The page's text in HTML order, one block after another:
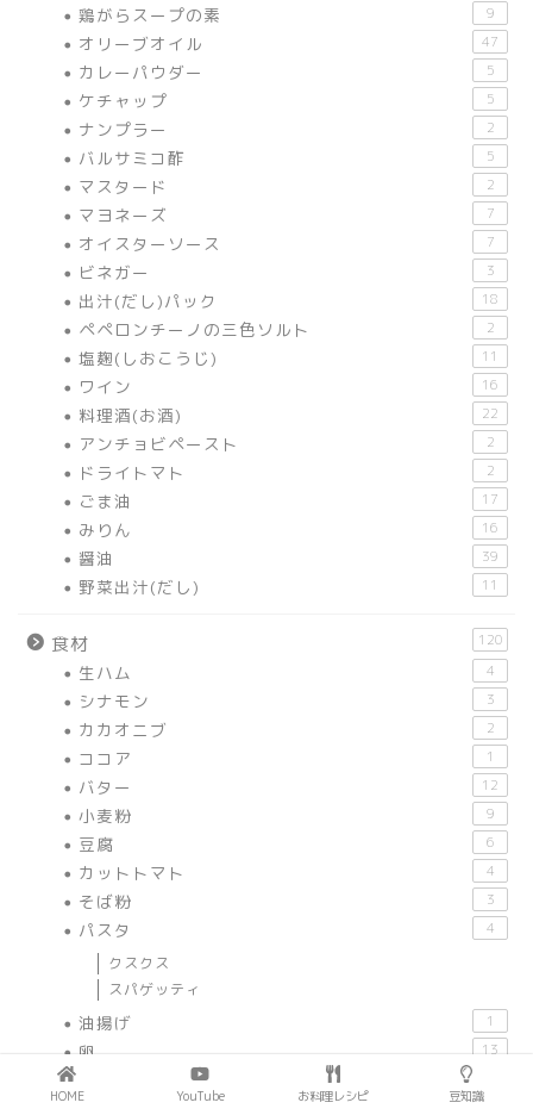
鶏がらスープの素 9
オリーブオイル 47
カレーパウダー 5
ケチャップ 5
ナンプラー 2
バルサミコ酢 5
マスタード 2
マヨネーズ 7
オイスターソース 7
ビネガー 3
出汁(だし)パック 18
ペペロンチーノの三色ソルト 2
塩麹(しおこうじ) 11
ワイン 16
料理酒(お酒) 22
アンチョビペースト 2
ドライトマト 2
ごま油 17
みりん 16
醤油 39
野菜出汁(だし) 11
食材 120
生ハム 4
シナモン 3
カカオニブ 2
ココア 1
バター 12
小麦粉 9
豆腐 6
カットトマト 4
そば粉 3
パスタ 4
クスクス
スパゲッティ
油揚げ 1
卵 13
HOME YouTube お料理レシピ 豆知識